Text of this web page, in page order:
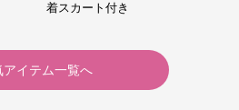
着スカート付き
アイテム一覧へ